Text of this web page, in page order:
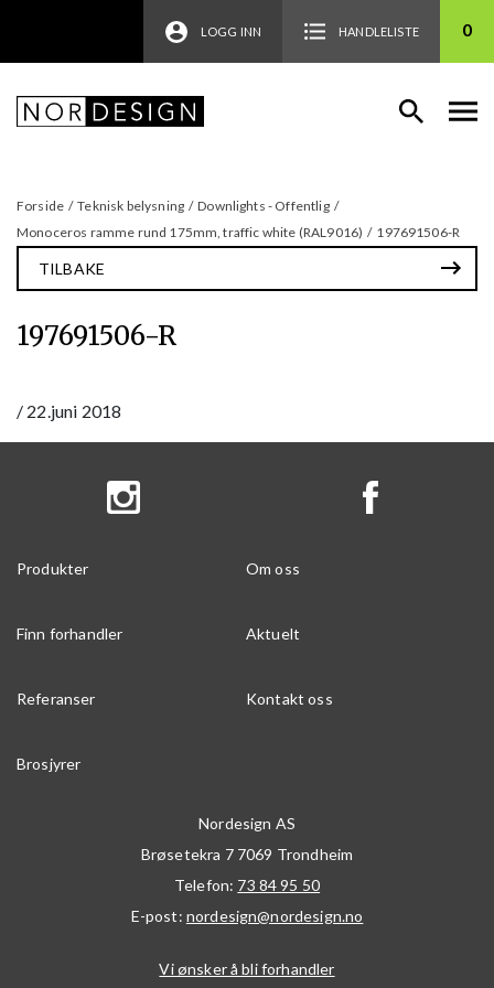
LOGG INN HANDLELISTE 0
Forside / Teknisk belysning / Downlights - Offentlig /
Monoceros ramme rund 175mm, traffic white (RAL9016) / 197691506-R
TILBAKE
197691506-R
/ 22.juni 2018
Produkter Om oss
Finn forhandler Aktuelt
Referanser Kontakt oss
Brosjyrer
Nordesign AS
Brøsetekra 7 7069 Trondheim
Telefon: 73 84 95 50
E-post: nordesign@nordesign.no
Vi ønsker å bli forhandler